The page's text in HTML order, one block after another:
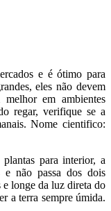
e é ótimo para
eles não devem
em ambientes
regar, verifique se a
Nome cientifico:
para interior, a
e não passa dos dois
e longe da luz direta do
a terra sempre úmida.